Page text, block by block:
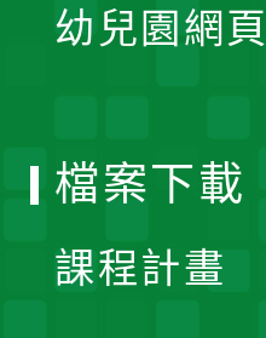
幼兒園網頁
檔案下載
課程計畫